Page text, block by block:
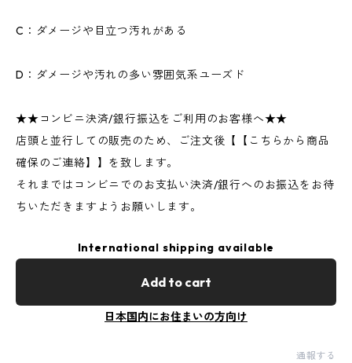
C：ダメージや目立つ汚れがある
D：ダメージや汚れの多い雰囲気系ユーズド
★★コンビニ決済/銀行振込をご利用のお客様へ★★
店頭と並行しての販売のため、ご注文後【【こちらから商品
確保のご連絡】】を致します。
それまではコンビニでのお支払い決済/銀行へのお振込をお待
ちいただきますようお願いします。
International shipping available
Add to cart
日本国内にお住まいの方向け
通報する